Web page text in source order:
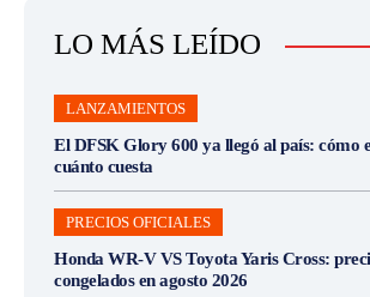
LO MÁS LEÍDO
LANZAMIENTOS
El DFSK Glory 600 ya llegó al país: cómo
cuánto cuesta
PRECIOS OFICIALES
Honda WR-V VS Toyota Yaris Cross:
congelados en agosto 2026